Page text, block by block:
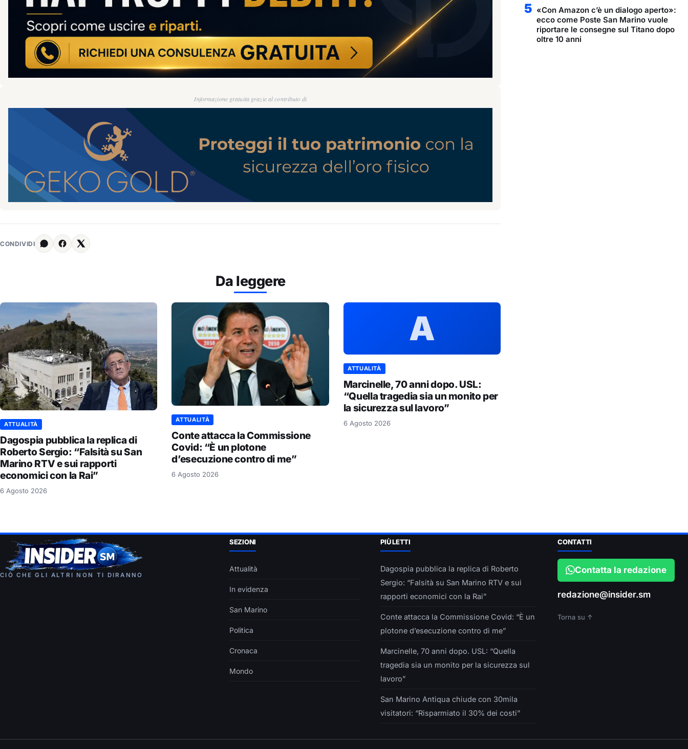
Informazione gratuita grazie al contributo di
CONDIVIDI
Da leggere
ATTUALITÀ
Dagospia pubblica la replica di
Roberto Sergio: “Falsità su San
Marino RTV e sui rapporti
economici con la Rai”
6 Agosto 2026
ATTUALITÀ
Conte attacca la Commissione
Covid: “È un plotone
d’esecuzione contro di me”
6 Agosto 2026
A
ATTUALITÀ
Marcinelle, 70 anni dopo. USL:
“Quella tragedia sia un monito per
la sicurezza sul lavoro”
6 Agosto 2026
5 «Con Amazon c’è un dialogo aperto»:
ecco come Poste San Marino vuole
riportare le consegne sul Titano dopo
oltre 10 anni
CIÒ CHE GLI ALTRI NON TI DIRANNO
SEZIONI
Attualità
In evidenza
San Marino
Politica
Cronaca
Mondo
PIÙ LETTI
Dagospia pubblica la replica di Roberto
Sergio: “Falsità su San Marino RTV e sui
rapporti economici con la Rai”
Conte attacca la Commissione Covid: “È un
plotone d’esecuzione contro di me”
Marcinelle, 70 anni dopo. USL: “Quella
tragedia sia un monito per la sicurezza sul
lavoro”
San Marino Antiqua chiude con 30mila
visitatori: “Risparmiato il 30% dei costi”
CONTATTI
Contatta la redazione
redazione@insider.sm
Torna su ↑